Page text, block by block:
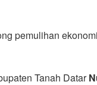
pemulihan
Tanah Datar